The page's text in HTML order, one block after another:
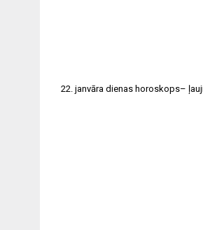
22. janvāra dienas horoskops–